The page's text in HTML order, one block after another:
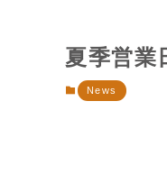
夏季営業
News